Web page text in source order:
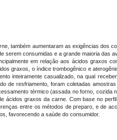
também aumentaram as exigências dos
serem consumidas e a grande maioria das
em relação aos ácidos graxos
graxos, o índice trombogênico e
inteiramente casualizado, na qual
de resfriamento, foram coletadas
térmico (assada no forno, cozida
ácidos graxos da carne. Com base no
entre os métodos de preparo, e de
favorecendo a saúde do consumidor.